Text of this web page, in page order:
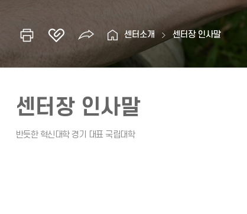
센터소개 센터장 인사말
센터장 인사말